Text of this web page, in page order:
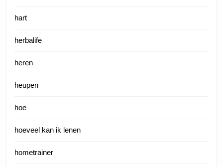
hart
herbalife
heren
heupen
hoe
hoeveel kan ik lenen
hometrainer